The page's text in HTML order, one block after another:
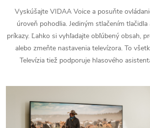
Vyskúšajte VIDAA Voice a posuňte
úroveň pohodlia. Jediným stlačením
príkazy. Ľahko si vyhľadajte obľúbený obsah,
alebo zmeňte nastavenia televízora. To
Televízia tiež podporuje hlasového